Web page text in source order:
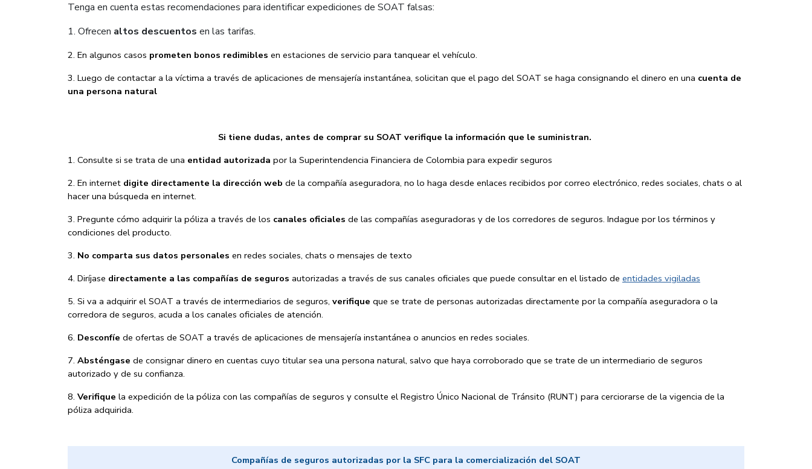
Tenga en cuenta estas recomendaciones para identificar expediciones de SOAT falsas:
1. Ofrecen altos descuentos en las tarifas.
2. En algunos casos prometen bonos redimibles en estaciones de servicio para tanquear el vehículo.
3. Luego de contactar a la víctima a través de aplicaciones de mensajería instantánea, solicitan que el pago del SOAT se haga consignando el dinero en una cuenta de
una persona natural
Si tiene dudas, antes de comprar su SOAT verifique la información que le suministran.
1. Consulte si se trata de una entidad autorizada por la Superintendencia Financiera de Colombia para expedir seguros
2. En internet digite directamente la dirección web de la compañía aseguradora, no lo haga desde enlaces recibidos por correo electrónico, redes sociales, chats o al
hacer una búsqueda en internet.
3. Pregunte cómo adquirir la póliza a través de los canales oficiales de las compañías aseguradoras y de los corredores de seguros. Indague por los términos y
condiciones del producto.
3. No comparta sus datos personales en redes sociales, chats o mensajes de texto
4. Diríjase directamente a las compañías de seguros autorizadas a través de sus canales oficiales que puede consultar en el listado de entidades vigiladas
5. Si va a adquirir el SOAT a través de intermediarios de seguros, verifique que se trate de personas autorizadas directamente por la compañía aseguradora o la
corredora de seguros, acuda a los canales oficiales de atención.
6. Desconfíe de ofertas de SOAT a través de aplicaciones de mensajería instantánea o anuncios en redes sociales.
7. Absténgase de consignar dinero en cuentas cuyo titular sea una persona natural, salvo que haya corroborado que se trate de un intermediario de seguros
autorizado y de su confianza.
8. Verifique la expedición de la póliza con las compañías de seguros y consulte el Registro Único Nacional de Tránsito (RUNT) para cerciorarse de la vigencia de la
póliza adquirida.
Compañías de seguros autorizadas por la SFC para la comercialización del SOAT